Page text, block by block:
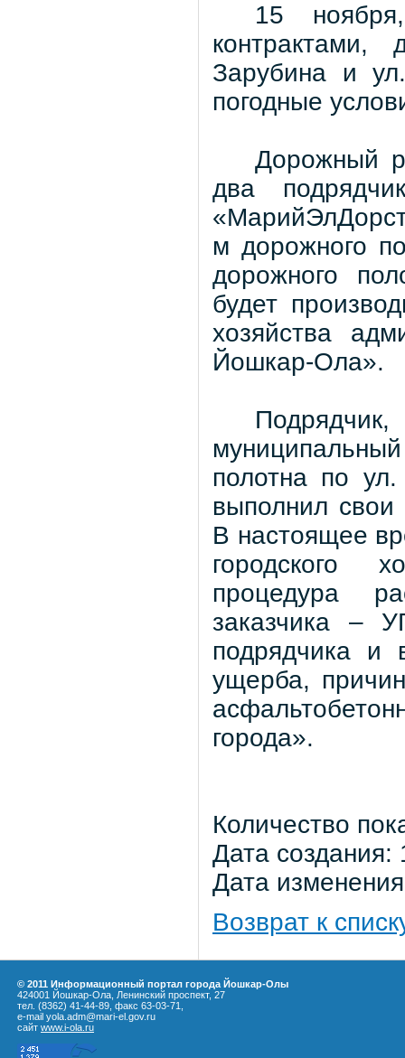
15
Зарубина и
погодные
Дорожный
два
м дорожного
дорожного
будет
хозяйства
Йошкар-Ола».
полотна по
выполнил свои
В настоящее
городского
процедура
заказчика –
подрядчика и
ущерба,
города».
Количество
Дата
Дата
Возврат к
© 2011 Информационный портал города Йошкар-Олы
424001 Йошкар-Ола, Ленинский проспект, 27
тел. (8362) 41-44-89, факс 63-03-71,
e-mail yola.adm@mari-el.gov.ru
сайт www.i-ola.ru